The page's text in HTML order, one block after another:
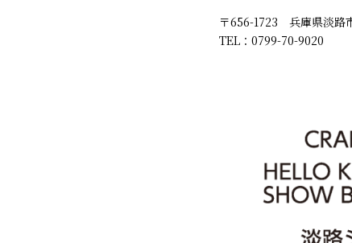
〒656-1723 兵庫県淡路
TEL：0799-70-9020